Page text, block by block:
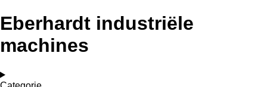
Eberhardt industriële
machines